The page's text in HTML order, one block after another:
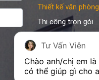
Thiết kế văn phòng
Thi công trọn gói
Hồ sơ xin phép xây
➌ Hỗ trợ KATA
Tư Vấn Viên
Chào anh/chị em
có thể giúp gì cho